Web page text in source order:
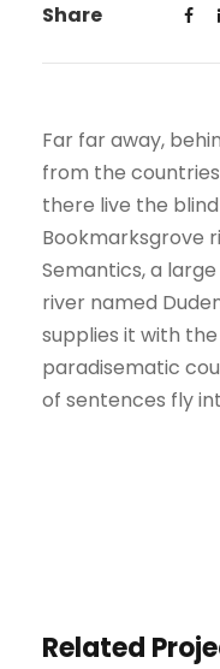
Share
Far far away,
from the
there live the
Bookmarksgrove
Semantics, a
river named
supplies it with
paradisematic
of sentences fly
Related